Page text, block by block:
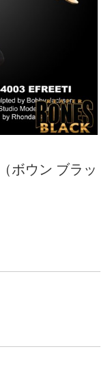
ボウン ブラッ